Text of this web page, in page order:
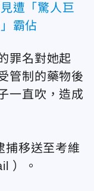
遭「驚人巨
霸佔
罪名對她起
管制的藥物後
一直吹，造成
捕移送至考維
）。